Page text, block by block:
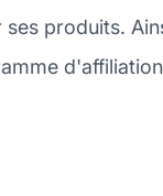
ses produits.